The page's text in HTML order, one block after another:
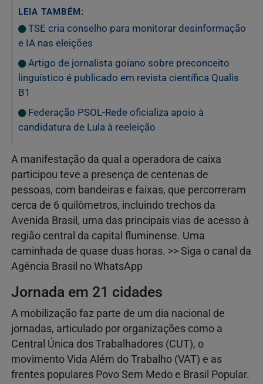
LEIA TAMBÉM:
TSE cria conselho para monitorar desinformação
e IA nas eleições
Artigo de jornalista goiano sobre preconceito
linguístico é publicado em revista científica Qualis
B1
Federação PSOL-Rede oficializa apoio à
candidatura de Lula à reeleição
A manifestação da qual a operadora de caixa
participou teve a presença de centenas de
pessoas, com bandeiras e faixas, que percorreram
cerca de 6 quilômetros, incluindo trechos da
Avenida Brasil, uma das principais vias de acesso à
região central da capital fluminense. Uma
caminhada de quase duas horas. >> Siga o canal da
Agência Brasil no WhatsApp
Jornada em 21 cidades
A mobilização faz parte de um dia nacional de
jornadas, articulado por organizações como a
Central Única dos Trabalhadores (CUT), o
movimento Vida Além do Trabalho (VAT) e as
frentes populares Povo Sem Medo e Brasil Popular.